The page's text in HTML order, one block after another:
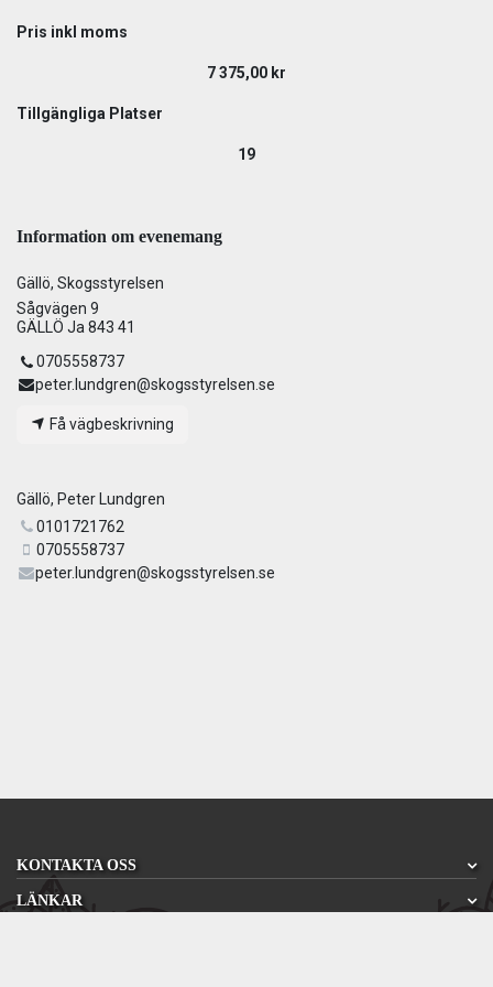
Pris inkl moms
7 375,00 kr
Tillgängliga Platser
19
Information om evenemang
Gällö, Skogsstyrelsen
Sågvägen 9
GÄLLÖ Ja 843 41
0705558737
peter.lundgren@skogsstyrelsen.se
Få vägbeskrivning
Gällö, Peter Lundgren
0101721762
0705558737
peter.lundgren@skogsstyrelsen.se
KONTAKTA OSS
LÄNKAR